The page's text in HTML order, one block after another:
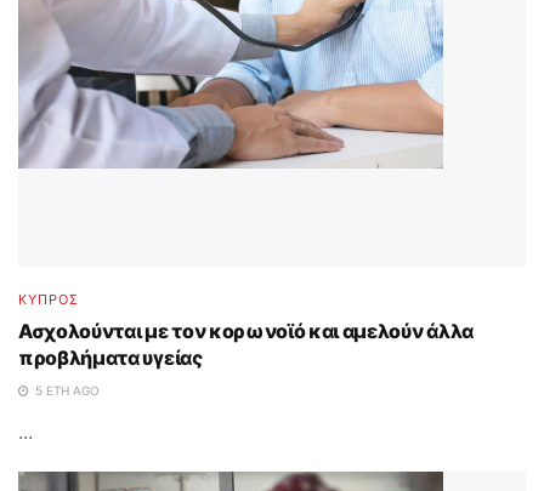
ΚΥΠΡΟΣ
Ασχολούνται με τον κορωνοϊό και αμελούν άλλα
προβλήματα υγείας
5 ΈΤΗ AGO
...